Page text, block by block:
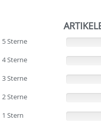
5 Sterne
4 Sterne
3 Sterne
2 Sterne
1 Stern